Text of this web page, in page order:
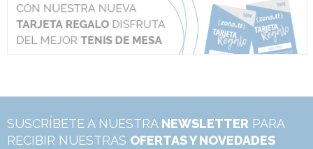
SUSCRÍBETE A NUESTRA NEWSLETTER PARA
RECIBIR NUESTRAS OFERTAS Y NOVEDADES